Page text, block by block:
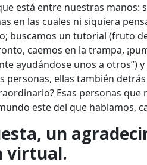
está entre nuestras manos:
en las cuales ni siquiera
buscamos un tutorial (fruto
caemos en la trampa,
ayudándose unos a otros”)
ellas también
Esas personas que
este del que hablamos,
un
virtual.